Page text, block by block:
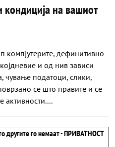
на вашиот
компјутерите, дефинитивно
и од нив зависи
чување податоци, слики,
се што правите и се
активности....